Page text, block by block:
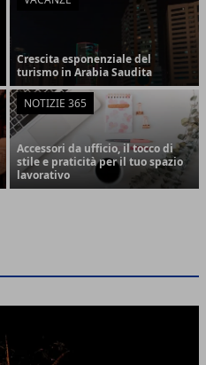
Crescita esponenziale del
turismo in Arabia Saudita
NOTIZIE 365
Accessori da ufficio, il tocco di
stile e praticità per il tuo spazio
lavorativo